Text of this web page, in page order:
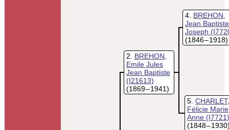
2
BREHON,
Emile Jules
Jean Baptiste
(I21613)
(1869 – 1941)
4 BREHON,
Jean Baptiste
Joseph
(1846 – 1918)
5
Félicie Marie
Anne
(1848 –